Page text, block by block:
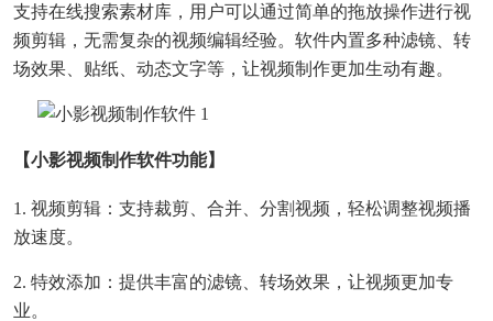
支持在线搜索素材库，用户可以通过简单的拖放操作进行视
频剪辑，无需复杂的视频编辑经验。软件内置多种滤镜、转
场效果、贴纸、动态文字等，让视频制作更加生动有趣。
【小影视频制作软件功能】
1. 视频剪辑：支持裁剪、合并、分割视频，轻松调整视频播
放速度。
2. 特效添加：提供丰富的滤镜、转场效果，让视频更加专
业。